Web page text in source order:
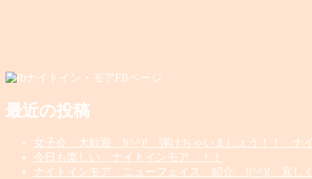
ナイトイン・モアFBページ
最近の投稿
女子会 大歓迎 !(^^)! 弾けちゃいましょう！！ ナイ
今日も楽しい ナイトインモア ！！
ナイトインモア ニューフェイス 紹介 !(^^)! 宜しく